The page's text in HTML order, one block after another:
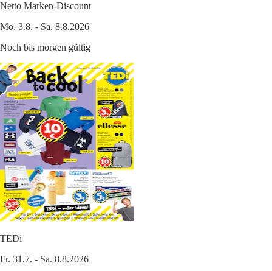
Netto Marken-Discount
Mo. 3.8. - Sa. 8.8.2026
Noch bis morgen gültig
TEDi
Fr. 31.7. - Sa. 8.8.2026